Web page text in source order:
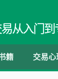
从入门到
籍 交易